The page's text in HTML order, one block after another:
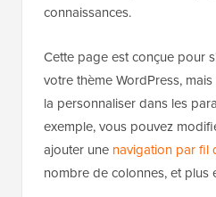
connaissances.
Cette page est conçue pour
votre thème WordPress,
la personnaliser dans les
exemple, vous pouvez
ajouter une navigation par fil
nombre de colonnes, et plus